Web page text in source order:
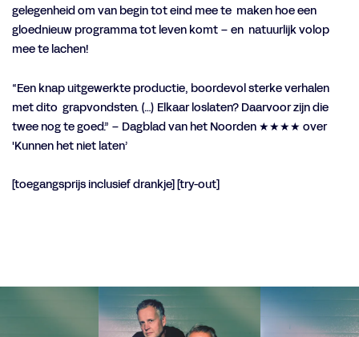
gelegenheid om van begin tot eind mee te maken hoe een
gloednieuw programma tot leven komt – en natuurlijk volop
mee te lachen!
“Een knap uitgewerkte productie, boordevol sterke verhalen
met dito grapvondsten. (…) Elkaar loslaten? Daarvoor zijn die
twee nog te goed.” – Dagblad van het Noorden ★★★★ over
'Kunnen het niet laten’
[toegangsprijs inclusief drankje] [try-out]